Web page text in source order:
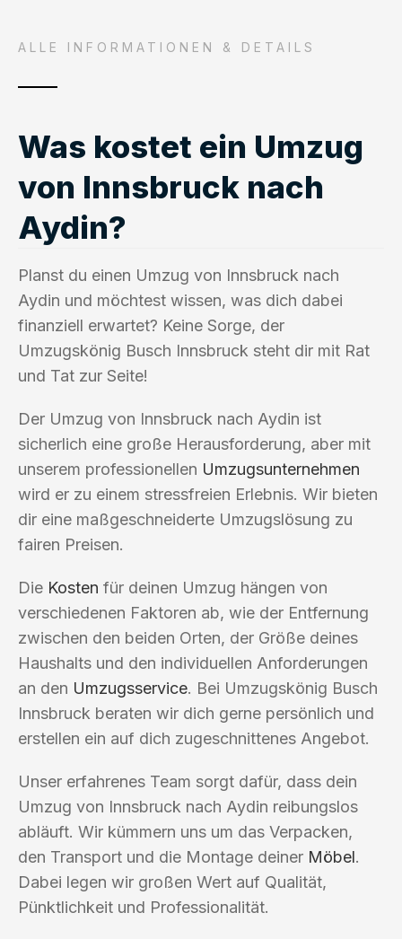
ALLE INFORMATIONEN & DETAILS
Was kostet ein Umzug
von Innsbruck nach
Aydin?
Planst du einen Umzug von Innsbruck nach
Aydin und möchtest wissen, was dich dabei
finanziell erwartet? Keine Sorge, der
Umzugskönig Busch Innsbruck steht dir mit Rat
und Tat zur Seite!
Der Umzug von Innsbruck nach Aydin ist
sicherlich eine große Herausforderung, aber mit
unserem professionellen Umzugsunternehmen
wird er zu einem stressfreien Erlebnis. Wir bieten
dir eine maßgeschneiderte Umzugslösung zu
fairen Preisen.
Die Kosten für deinen Umzug hängen von
verschiedenen Faktoren ab, wie der Entfernung
zwischen den beiden Orten, der Größe deines
Haushalts und den individuellen Anforderungen
an den Umzugsservice. Bei Umzugskönig Busch
Innsbruck beraten wir dich gerne persönlich und
erstellen ein auf dich zugeschnittenes Angebot.
Unser erfahrenes Team sorgt dafür, dass dein
Umzug von Innsbruck nach Aydin reibungslos
abläuft. Wir kümmern uns um das Verpacken,
den Transport und die Montage deiner Möbel.
Dabei legen wir großen Wert auf Qualität,
Pünktlichkeit und Professionalität.